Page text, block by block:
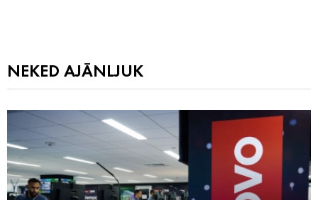
NEKED AJÁNLJUK